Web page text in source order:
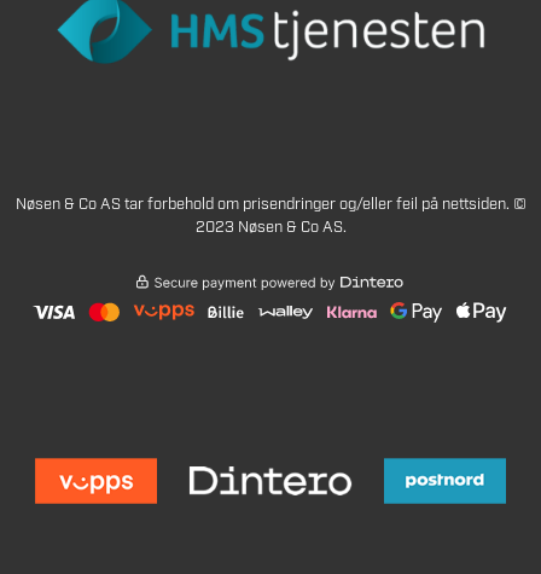
Nøsen & Co AS tar forbehold om prisendringer og/eller feil på nettsiden. ©
2023 Nøsen & Co AS.